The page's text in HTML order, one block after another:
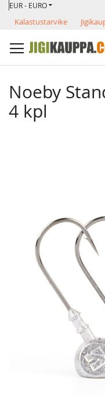
Skip
Content
VALUUTTA
EUR - EURO
Kalastustarvike
Noeby
4 kpl